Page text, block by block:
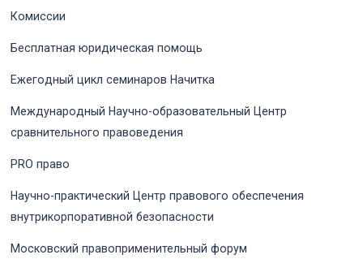
Комиссии
Бесплатная юридическая помощь
Ежегодный цикл семинаров Начитка
Международный Научно-образовательный Центр
сравнительного правоведения
PRO право
Научно-практический Центр правового обеспечения
внутрикорпоративной безопасности
Московский правоприменительный форум